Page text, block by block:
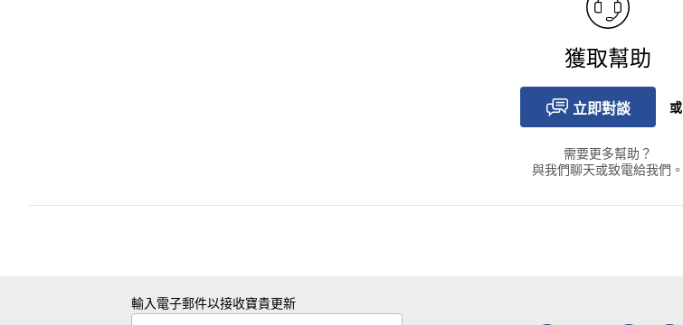
獲取幫助
立即對談 或
需要更多幫助？
與我們聊天或致電給我們。
輸入電子郵件以接收寶貴更新